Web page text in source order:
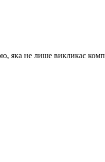
яка не лише викликає